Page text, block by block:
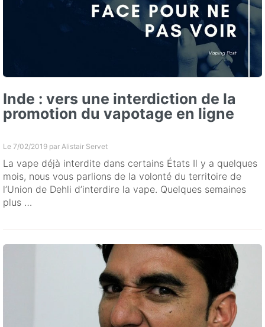
Inde : vers une interdiction de la
promotion du vapotage en ligne
Le 7/02/2019 par Alistair Servet
La vape déjà interdite dans certains États Il y a quelques
mois, nous vous parlions de la volonté du territoire de
l’Union de Dehli d’interdire la vape. Quelques semaines
plus …